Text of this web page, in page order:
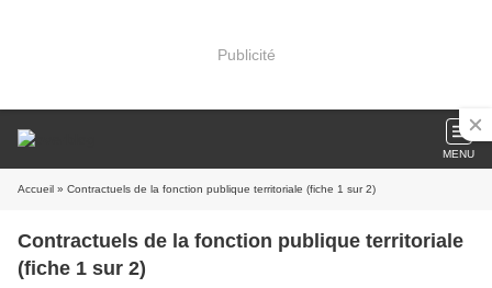
Publicité
MENU
Accueil » Contractuels de la fonction publique territoriale (fiche 1 sur 2)
Contractuels de la fonction publique territoriale
(fiche 1 sur 2)